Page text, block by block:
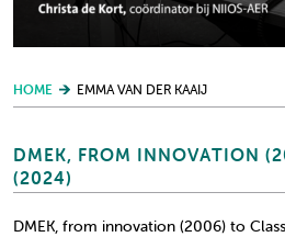
HOME EMMA VAN DER KAAIJ
DMEK, FROM INNOVATION
(2024)
DMEK, from innovation (2006) to